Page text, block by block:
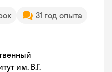
31 год опыта
им. В.Г.